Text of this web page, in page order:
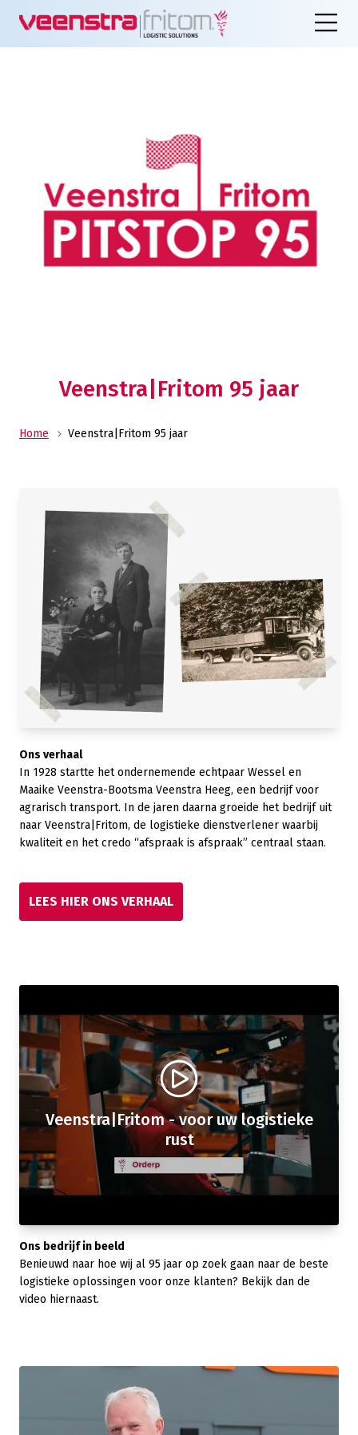
Veenstra|Fritom 95 jaar
Home Veenstra|Fritom 95 jaar
Ons verhaal
In 1928 startte het ondernemende echtpaar Wessel en
Maaike Veenstra-Bootsma Veenstra Heeg, een bedrijf voor
agrarisch transport. In de jaren daarna groeide het bedrijf uit
naar Veenstra|Fritom, de logistieke dienstverlener waarbij
kwaliteit en het credo “afspraak is afspraak” centraal staan.
LEES HIER ONS VERHAAL
Veenstra|Fritom - voor uw logistieke
rust
Ons bedrijf in beeld
Benieuwd naar hoe wij al 95 jaar op zoek gaan naar de beste
logistieke oplossingen voor onze klanten? Bekijk dan de
video hiernaast.